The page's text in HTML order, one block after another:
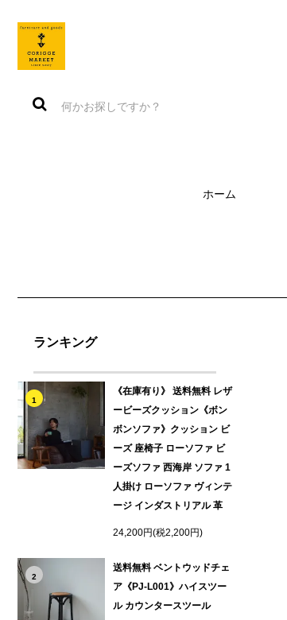
ホーム
ランキング
1
《在庫有り》 送料無料 レザ
ービーズクッション《ボン
ボンソファ》クッション ビ
ーズ 座椅子 ローソファ ビ
ーズソファ 西海岸 ソファ 1
人掛け ローソファ ヴィンテ
ージ インダストリアル 革
24,200円(税2,200円)
2
送料無料 ベントウッドチェ
ア《PJ-L001》ハイスツー
ル カウンタースツール